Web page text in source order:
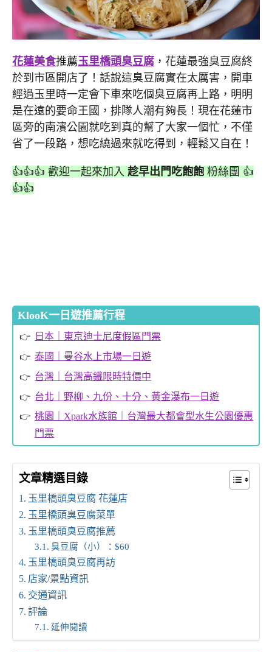
花蓮美食推薦玉里橋頭臭豆腐 ， 花蓮最強臭豆腐終
於到市區開店了！話說這臭豆腐實在太厲害，開車
經過玉里時一定會下車來吃個臭豆腐再上路，明明
是在遠的要命王國，排隊人潮有夠長！現在花蓮市
區旁的南濱公園就吃到真的幫了大家一個忙，不僅
省了一段路，想吃繞過來就吃得到，輕鬆又自在！
👍👍👍 歡迎一起來加入 趁早出門吃飽飽 粉絲團 👍
👍👍
KlooK一日遊推薦行程
日本｜東京迪士尼度假區門票
泰國｜曼谷水上市場一日遊
台灣｜台灣高鐵限時特價中
台北｜野柳、九份、十分、黃金瀑布一日遊
桃園｜Xpark水族館｜台灣最大都會型水生公園優惠
門票
文章精選目錄
玉里橋頭臭豆腐 花蓮店
玉里橋頭臭豆腐菜單
玉里橋頭臭豆腐推薦
臭豆腐（小）：$60
玉里橋頭臭豆腐再訪
店家/景點資訊
交通資訊
評論
延伸閱讀